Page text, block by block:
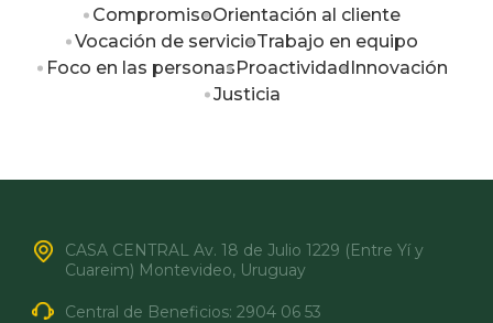
CompromisoOrientación al cliente
Vocación de servicioTrabajo en equipo
Foco en las personasProactividadInnovación
Justicia
CASA CENTRAL Av. 18 de Julio 1229 (Entre Yí y
Cuareim) Montevideo, Uruguay
Central de Beneficios: 2904 06 53